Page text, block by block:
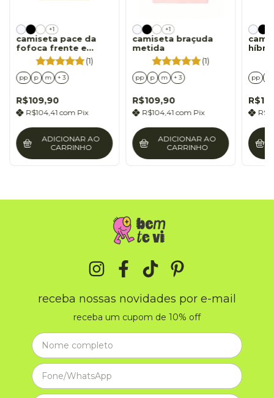
+1
camiseta pace da
fofoca frente e
costas
(1)
pp p m + 3
R$109,90
R$104,41 com Pix
ADICIONAR AO
CARRINHO
+1
camiseta braçuda
metida
(1)
pp p m + 3
R$109,90
R$104,41com Pix
ADICIONAR AO
CARRINHO
pp
receba nossas novidades por e-mail
receba um cupom de 10% off